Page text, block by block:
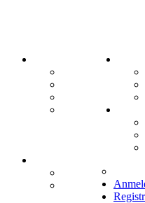
Mastodon
Tipprunde
Comunio